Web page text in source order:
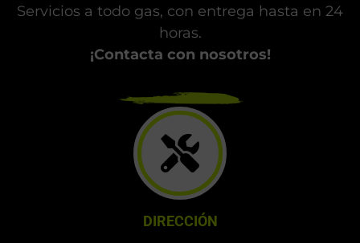
Servicios a todo gas, con entrega hasta en 24
horas.
¡Contacta con nosotros!
DIRECCIÓN